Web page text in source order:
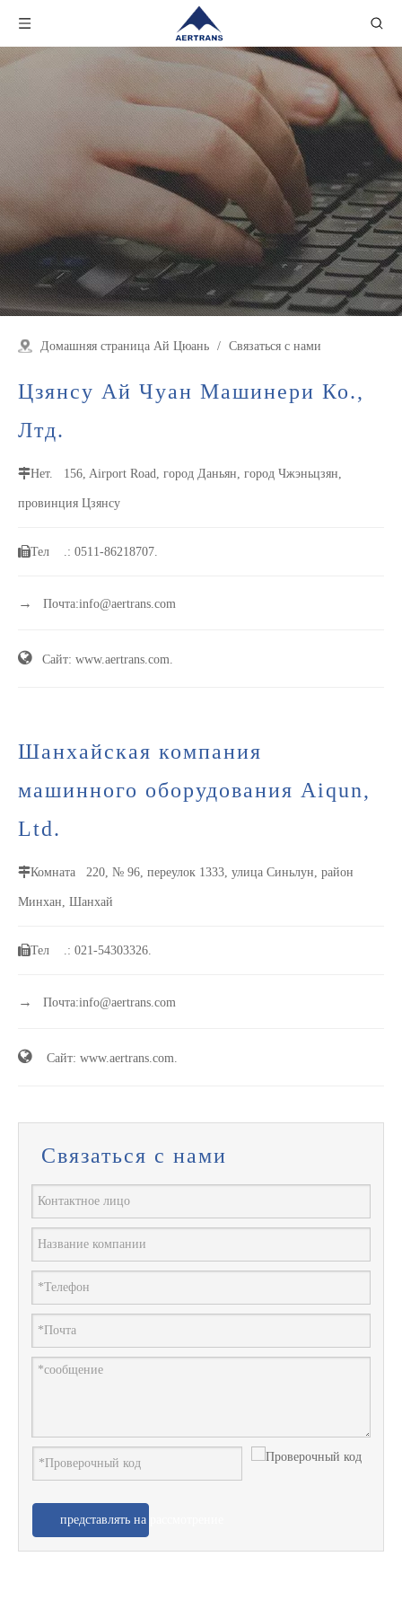
Домашняя страница Ай Цюань / Связаться с нами
Цзянсу Ай Чуан Машинери Ко.,
Лтд.
Нет. 156, Airport Road, город Даньян, город Чжэньцзян,
провинция Цзянсу
Тел .: 0511-86218707.
→ Почта:info@aertrans.com
 Сайт: www.aertrans.com.
Шанхайская компания
машинного оборудования Aiqun,
Ltd.
Комната 220, № 96, переулок 1333, улица Синьлун, район
Минхан, Шанхай
Тел .: 021-54303326.
→ Почта:info@aertrans.com
 Сайт: www.aertrans.com.
Связаться с нами
представлять на рассмотрение